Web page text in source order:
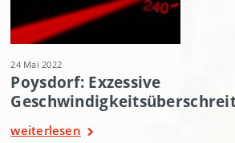
24 Mai 2022
Poysdorf: Exzessive
weiterlesen